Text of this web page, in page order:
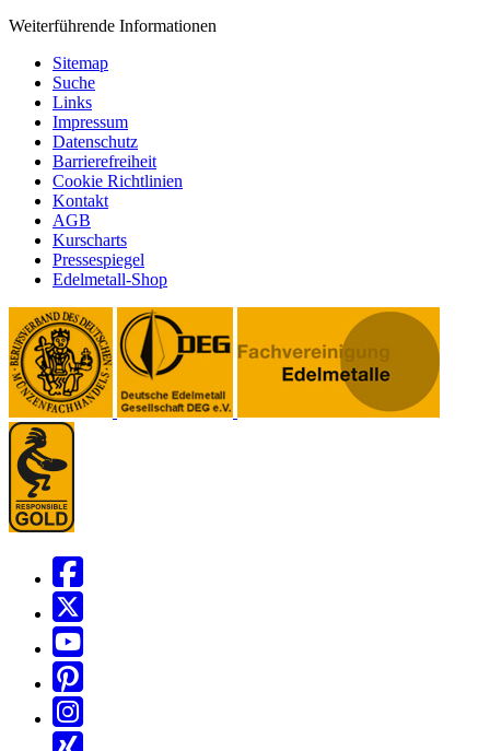
Weiterführende Informationen
Sitemap
Suche
Links
Impressum
Datenschutz
Barrierefreiheit
Cookie Richtlinien
Kontakt
AGB
Kurscharts
Pressespiegel
Edelmetall-Shop